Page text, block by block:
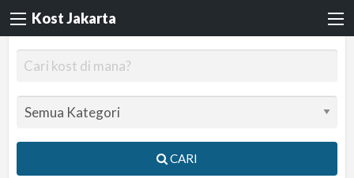
Kost Jakarta
CARI